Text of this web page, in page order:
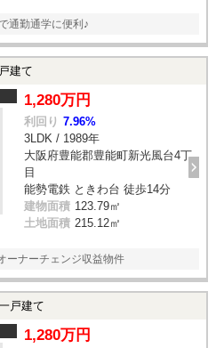
通勤通学に便利♪
建て
1,280万円
利回り 7.96%
3LDK / 1989年
大阪府豊能郡豊能町新光風台4丁
目
能勢電鉄 ときわ台 徒歩14分
建物面積 123.79㎡
土地面積 215.12㎡
ーナーチェンジ収益物件
戸建て
1,280万円